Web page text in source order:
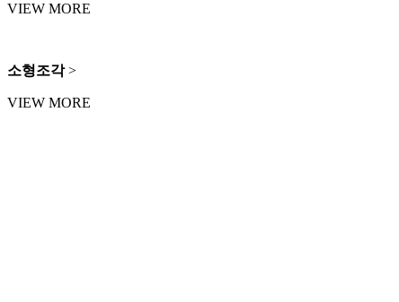
VIEW MORE
소형조각>
VIEW MORE